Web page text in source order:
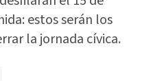
estos serán los
la jornada cívica.